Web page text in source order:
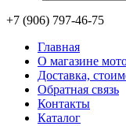
+7 (906) 797-46-75
Главная
О магазине
Доставка,
Обратная связь
Контакты
Каталог